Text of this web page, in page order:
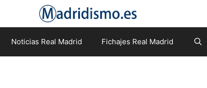
Noticias Real Madrid Fichajes Real Madrid